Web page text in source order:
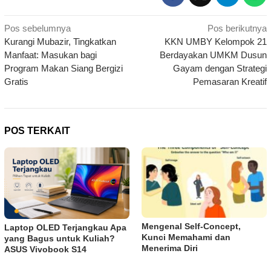
Navigasi
pos
Pos sebelumnya
Kurangi Mubazir, Tingkatkan
Manfaat: Masukan bagi
Program Makan Siang Bergizi
Gratis
Pos berikutnya
KKN UMBY Kelompok 21
Berdayakan UMKM Dusun
Gayam dengan Strategi
Pemasaran Kreatif
POS TERKAIT
Laptop OLED Terjangkau Apa
yang Bagus untuk Kuliah?
ASUS Vivobook S14
Mengenal Self-Concept,
Kunci Memahami dan
Menerima Diri